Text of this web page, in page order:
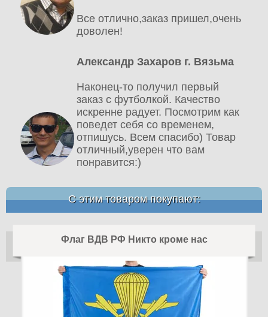
Все отлично,заказ пришел,очень
доволен!
Александр Захаров г. Вязьма
Наконец-то получил первый
заказ с футболкой. Качество
искренне радует. Посмотрим как
поведет себя со временем,
отпишусь. Всем спасибо) Товар
отличный,уверен что вам
понравится:)
С этим товаром покупают:
Флаг ВДВ РФ Никто кроме нас